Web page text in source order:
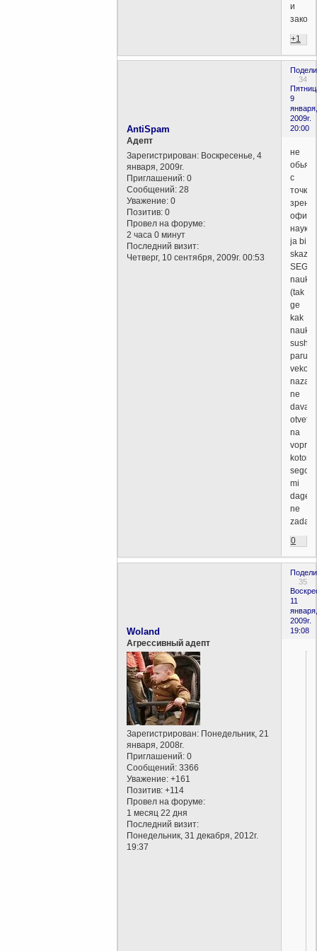
и
+1
34
9
января,
2009г.
20:00
AntiSpam
Aдепт
Зарегистрирован: Воскресенье, 4
января, 2009г.
Приглашений: 0
Сообщений: 28
Уважение: 0
Позитив: 0
Провел на форуме:
2 часа 0 минут
Последний визит:
Четверг, 10 сентября, 2009г. 00:53
не
с
точки
науки.
ja bi
skazal
nauki
(tak
ge
kak
nauka,
paru
vekov
nazad,
ne
davala
otveti
na
kotorie
mi
dage
ne
0
35
11
января,
2009г.
19:08
Woland
Агрессивный адепт
Зарегистрирован: Понедельник, 21
января, 2008г.
Приглашений: 0
Сообщений: 3366
Уважение: +161
Позитив: +114
Провел на форуме:
1 месяц 22 дня
Последний визит:
Понедельник, 31 декабря, 2012г.
19:37